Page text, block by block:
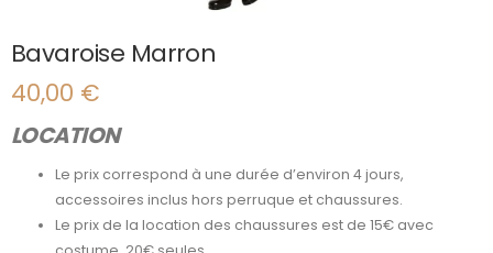
Bavaroise Marron
40,00 €
LOCATION
Le prix correspond à une durée d’environ 4 jours,
accessoires inclus hors perruque et chaussures.
Le prix de la location des chaussures est de 15€ avec